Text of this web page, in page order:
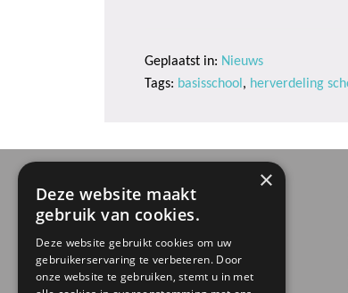
Geplaatst in: Nieuws
Tags: basisschool , herverdeling
BEZOEK- EN POSTADRES
Boerhaaveweg 39
3401 MN IJsselstein
×
Deze website maakt
gebruik van cookies.
Deze website gebruikt cookies om uw
gebruikerservaring te verbeteren. Door
onze website te gebruiken, stemt u in met